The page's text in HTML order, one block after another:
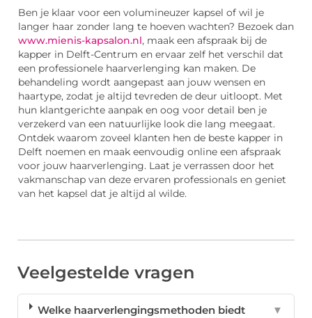
Ben je klaar voor een volumineuzer kapsel of wil je
langer haar zonder lang te hoeven wachten? Bezoek dan
www.mienis-kapsalon.nl, maak een afspraak bij de
kapper in Delft-Centrum en ervaar zelf het verschil dat
een professionele haarverlenging kan maken. De
behandeling wordt aangepast aan jouw wensen en
haartype, zodat je altijd tevreden de deur uitloopt. Met
hun klantgerichte aanpak en oog voor detail ben je
verzekerd van een natuurlijke look die lang meegaat.
Ontdek waarom zoveel klanten hen de beste kapper in
Delft noemen en maak eenvoudig online een afspraak
voor jouw haarverlenging. Laat je verrassen door het
vakmanschap van deze ervaren professionals en geniet
van het kapsel dat je altijd al wilde.
Veelgestelde vragen
Welke haarverlengingsmethoden biedt
▼